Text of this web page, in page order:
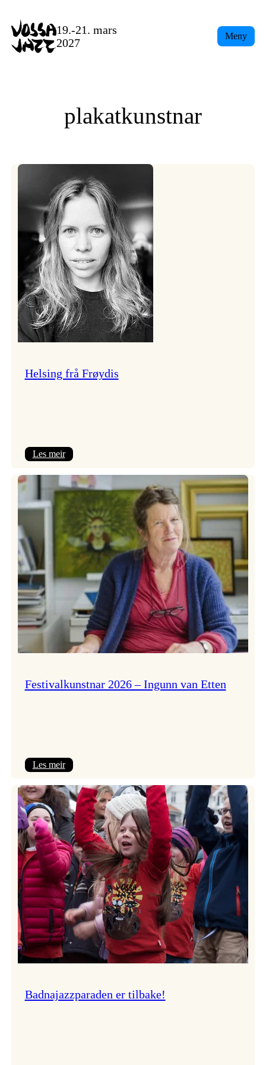
content
19.-21. mars
2027
Meny
plakatkunstnar
Helsing frå Frøydis
Les meir:
frå
Frøydis
Festivalkunstnar 2026 – Ingunn van Etten
Les meir:
2026
–
Ingunn van Etten
Badnajazzparaden er tilbake!